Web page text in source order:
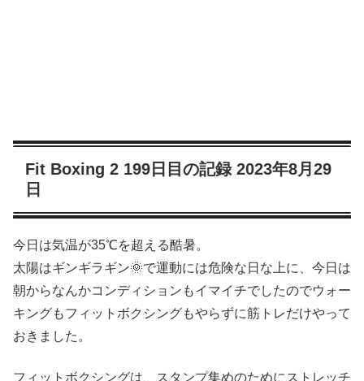
Fit Boxing 2 199日目の記録 2023年8月29
日
今日は気温が35℃を超える酷暑。
太陽はギンギラギン🌞で運動には危険な日な上に、今日は
朝からなんかコンディションもイマイチでしたのでウォー
キングもフィットボクシングもやらずに筋トレだけやって
おきました。
フィットボクシングは、スタンプ集めのためにストレッチ